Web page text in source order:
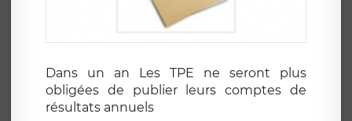
Dans un an Les TPE ne seront plus
obligées de publier leurs comptes de
résultats annuels